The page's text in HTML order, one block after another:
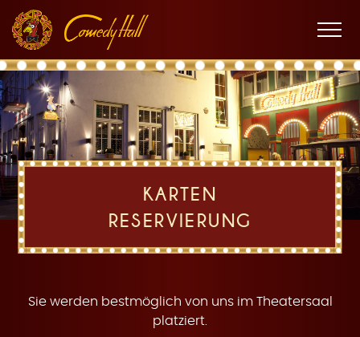
Hauptnavigation
Inhalt
Fußnavigation
K
a
r
Menü
KARTEN
RESERVIERUNG
Sie werden bestmöglich von uns im Theatersaal
platziert.